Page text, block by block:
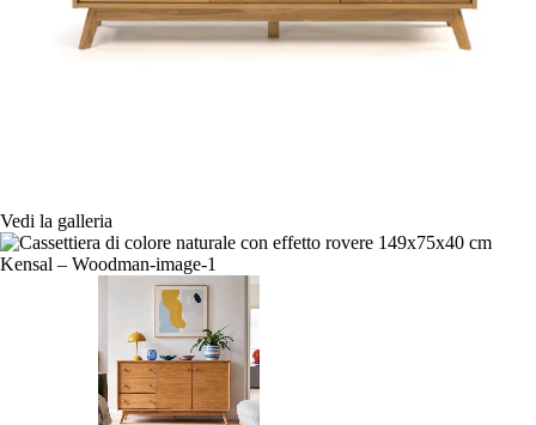
Vedi la galleria